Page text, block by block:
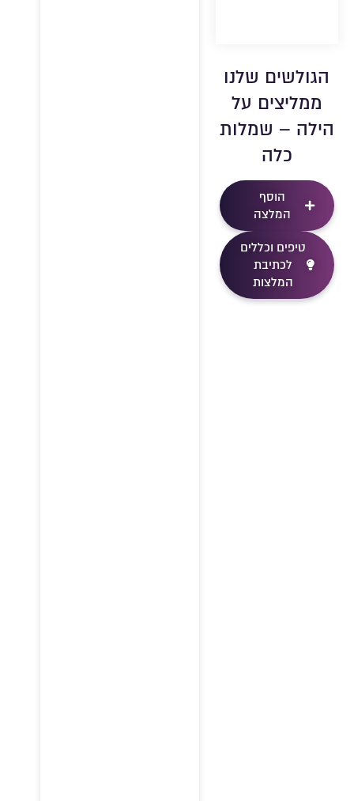
הגולשים שלנו
ממליצים על
הילה – שמלות
כלה
הוסף
המלצה
טיפים וכללים
לכתיבת
המלצות